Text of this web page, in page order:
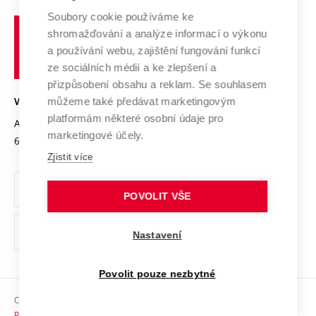
Výzkumné infrastruktury
Transfer znalostí
Open Science
Projekty
Projekty ze strukturálních fondů
Specifický výzkum
Spolupráce se školami
Služby univerzity
Mezinárodní dohody
Univerzitní sítě
Profil univerzity
Udržitelná univerzita
Podnikavá univerzita / ContriBUTe
Bezpečná univerzita
Vyznamenání
Organizační struktura
Ochrana osobních údajů
odkaz)
Sociální bezpečí
učení
technické
VYSOKÉ UČENÍ TECHNICKÉ V BRNĚ
Antonínská 548/1
602 00 Brno
www.vut.cz
vut@vutbr.cz
Copyright © 2026 VUT
Soubory cookie používáme ke
shromažďování a analýze informací o výkonu
a používání webu, zajištění fungování funkcí
ze sociálních médií a ke zlepšení a
přizpůsobení obsahu a reklam. Se souhlasem
můžeme také předávat marketingovým
platformám některé osobní údaje pro
marketingové účely.
Zjistit více
POVOLIT VŠE
Nastavení
Povolit pouze nezbytné